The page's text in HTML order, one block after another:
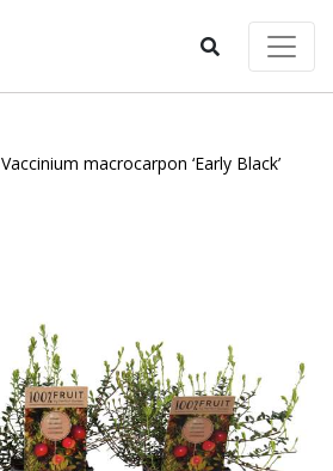
Vaccinium macrocarpon ‘Early Black’